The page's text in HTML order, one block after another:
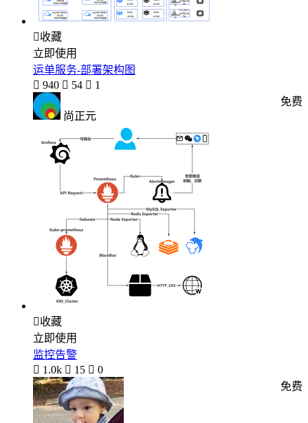
收藏
立即使用
运单服务-部署架构图
 940  54  1
尚正元
免费
收藏
立即使用
监控告警
 1.0k  15  0
免费